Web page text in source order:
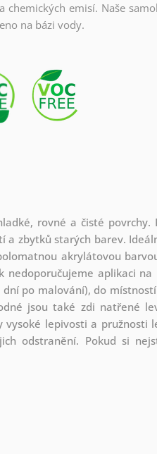
emisí. Naše
na bázi vody.
rovné a čisté
a zbytků starých barev.
akrylátovou
nedoporučujeme aplikaci
po malování), do
jsou také zdi natřené
vysoké lepivosti a
odstranění. Pokud si